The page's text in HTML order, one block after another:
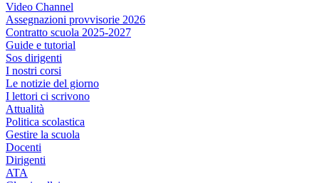
Video Channel
Assegnazioni provvisorie 2026
Contratto scuola 2025-2027
Guide e tutorial
Sos dirigenti
I nostri corsi
Le notizie del giorno
I lettori ci scrivono
Attualità
Politica scolastica
Gestire la scuola
Docenti
Dirigenti
ATA